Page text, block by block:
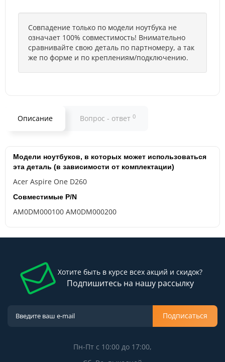
Совпадение только по модели ноутбука не
означает 100% совместимость! Внимательно
сравнивайте свою деталь по партномеру, а так
же по форме и по креплениям/подключению.
Описание Вопрос - ответ 0
Модели ноутбуков, в которых может использоваться
эта деталь (в зависимости от комплектации)
Acer Aspire One D260
Совместимые P/N
AM0DM000100 AM0DM000200
Хотите быть в курсе всех акций и скидок?
Подпишитесь на нашу рассылку
Подписаться
Пн-Пт с 10:00 до 17:00,